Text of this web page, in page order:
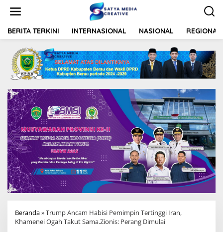
t
BERITA TERKINI INTERNASIONAL NASIONAL REGIONAL
Beranda»Trump Ancam Habisi Pemimpin Tertinggi Iran,
Khamenei Ogah Takut Sama.Zionis: Perang Dimulai